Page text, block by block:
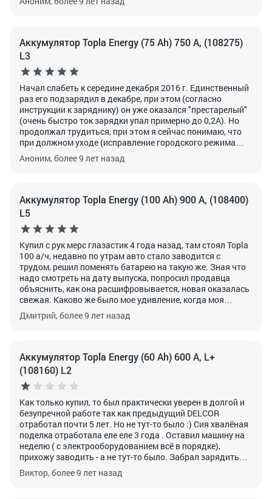
аккумулятора 12 В. Напряжение аккумуляторной
аккумулятора. По напряжению можно судить о степени
его заряженности. Нормальное значение напряжения
равно 12,65 В. Если напряжение намного ниже, это
означает что аккумулятор неисправен.
зима была достаточно холодной. Машина всегда
находилась на улице. Даже в 30-ти градусные морозы
автомобиль заводился без каких-либо проблем, соседи
постоянно просили меня помочь им завести свои
машины при помощи пусковых проводов. С этим
аккумулятором я уверен, что даже в холодную зимнюю
пору мой автомобиль будет заводиться.
Аккумулятор Topla Energy (75 Ah) 750 А, (108275)
L3
Начал слабеть к середине декабря 2016 г. Единственный
раз его подзарядил в декабре, при этом (согласно
инструкции к заряднику) он уже оказался "престарелый"
(очень быстро ток зарядки упал примерно до 0,2А). Но
продолжал трудиться, при этом я сейчас понимаю, что
при должном уходе (исправление городского режима
эксплуатации своевременно подзарядкой) он бы еще
здорово послужил.(Topla energy 75 Аh дата
Аноним, более 9 лет назад
Аккумулятор Topla Energy (100 Ah) 900 А, (108400)
L5
Купил с рук мерс глазастик 4 года назад, там стоял Topla
100 а/ч, недавно по утрам авто стало заводится с
трудом, решил поменять батарею на такую же. Зная что
надо смотреть на дату выпуска, попросил продавца
объяснить, как она расшифровывается, новая оказалась
свежая. Каково же было мое удивление, когда моя
старая акб оказалась 2008 года выпуска, я то всегда
считал что 3-4 года это потолок. Сказал продавцам об
на остальные марки. Надеюсь, что новой хватит так же
надолго, так как машину продавать пока не планирую.
Дмитрий, более 9 лет назад
Аккумулятор Topla Energy (60 Ah) 600 А, L+
(108160) L2
Как только купил, то был практически уверен в долгой и
безупречной работе так как предыдущий DELCOR
отработал почти 5 лет. Но не тут-то было :) Сия хвалёная
поделка отработала еле еле 3 года . Оставил машину на
неделю ( с электрооборудованием всё в порядке),
прихожу заводить - а не тут-то было. Забрал зарядить
домой, но сколько не заряжалось больше 11 Вольт не
набрал.Без глубоких разрядов, не ударялся, не падал...
Виктор, более 9 лет назад